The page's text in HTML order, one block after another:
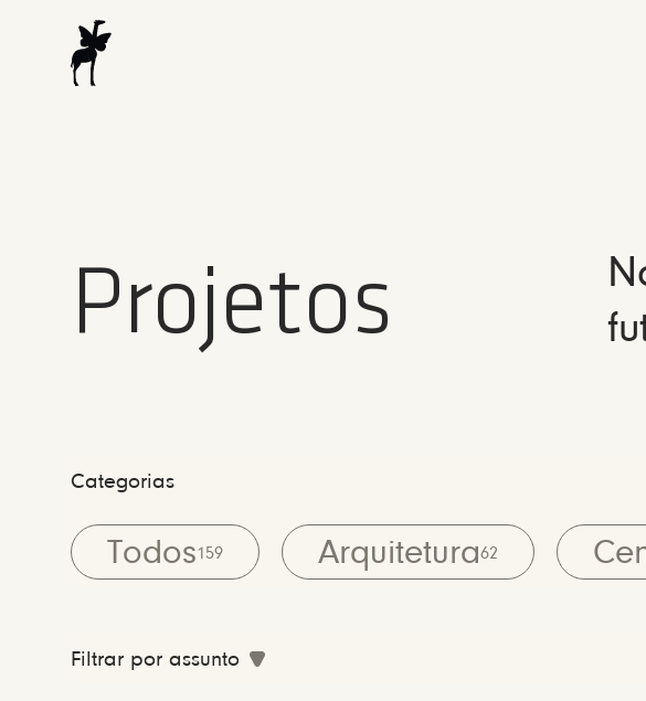
Projetos
Categorias
Todos159 Arquitetura62
Filtrar por assunto